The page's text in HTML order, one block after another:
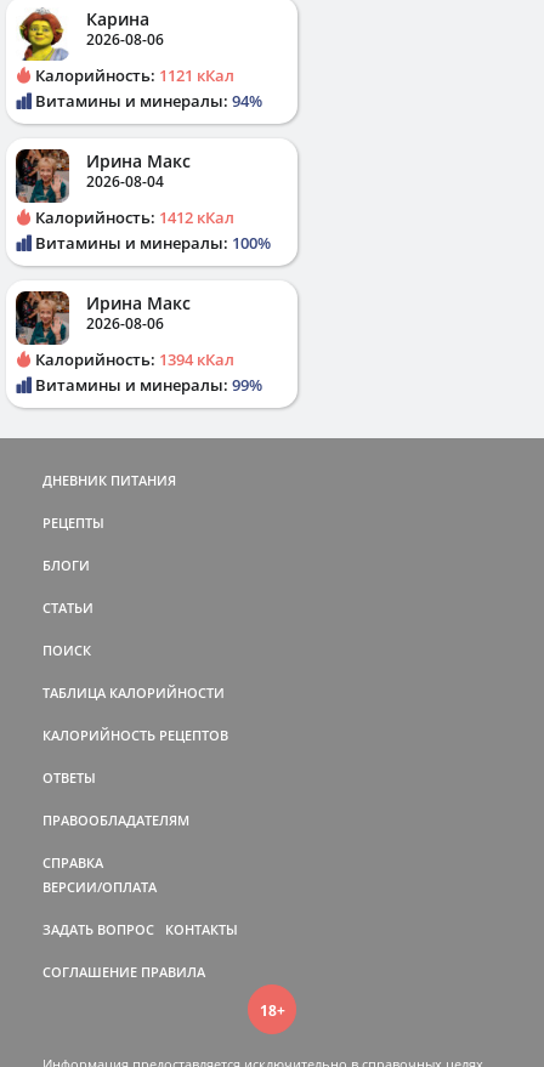
Карина
2026-08-06
Калорийность: 1121 кКал
Витамины и минералы: 94%
Ирина Макс
2026-08-04
Калорийность: 1412 кКал
Витамины и минералы: 100%
Ирина Макс
2026-08-06
Калорийность: 1394 кКал
Витамины и минералы: 99%
ДНЕВНИК ПИТАНИЯ
РЕЦЕПТЫ
БЛОГИ
СТАТЬИ
ПОИСК
ТАБЛИЦА КАЛОРИЙНОСТИ
КАЛОРИЙНОСТЬ РЕЦЕПТОВ
ОТВЕТЫ
ПРАВООБЛАДАТЕЛЯМ
СПРАВКА
ВЕРСИИ/ОПЛАТА
ЗАДАТЬ ВОПРОС КОНТАКТЫ
СОГЛАШЕНИЕ ПРАВИЛА
18+